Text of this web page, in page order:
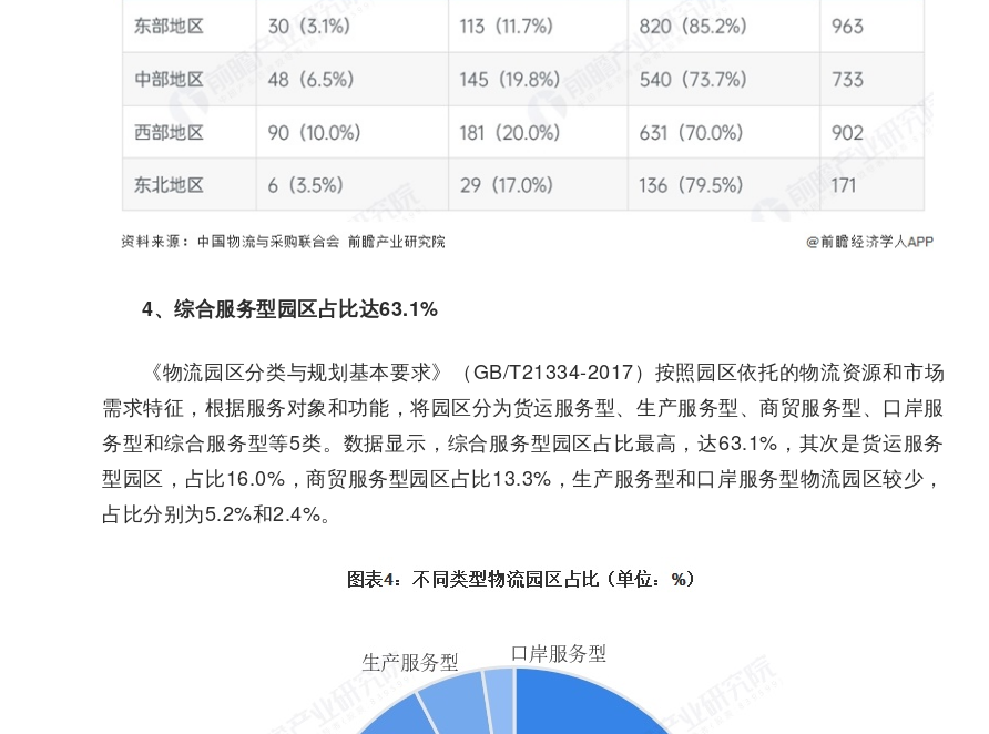
4、综合服务型园区占比达63.1%
《物流园区分类与规划基本要求》（GB/T21334-2017）按照园区依托的物流资源和市场
需求特征，根据服务对象和功能，将园区分为货运服务型、生产服务型、商贸服务型、口岸服
务型和综合服务型等5类。数据显示，综合服务型园区占比最高，达63.1%，其次是货运服务
型园区，占比16.0%，商贸服务型园区占比13.3%，生产服务型和口岸服务型物流园区较少，
占比分别为5.2%和2.4%。